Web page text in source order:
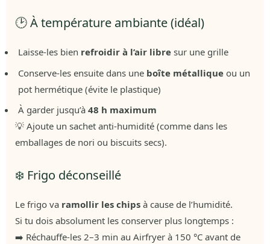
🕑 À température ambiante (idéal)
Laisse-les bien refroidir à l’air libre sur une grille
Conserve-les ensuite dans une boîte métallique ou un
pot hermétique (évite le plastique)
À garder jusqu’à 48 h maximum
💡 Ajoute un sachet anti-humidité (comme dans les
emballages de nori ou biscuits secs).
❄️ Frigo déconseillé
Le frigo va ramollir les chips à cause de l’humidité.
Si tu dois absolument les conserver plus longtemps :
➡️ Réchauffe-les 2–3 min au Airfryer à 150 °C avant de